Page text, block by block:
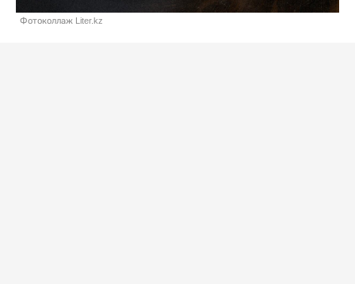
Фотоколлаж Liter.kz